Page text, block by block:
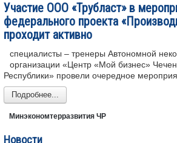
Участие ООО «Трубласт» в
федерального проекта
проходит активно
специалисты – тренеры Автономной
организации «Центр «Мой бизнес»
Республики» провели очередное
Подробнее...
Минэкономтерразвития ЧР
Новости